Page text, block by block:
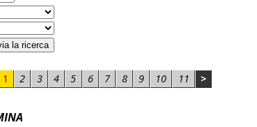
1
2 3 4 5 6 7 8 9 10 11 >